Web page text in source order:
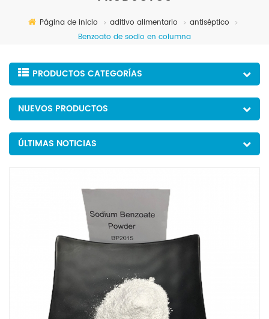
Página de inicio aditivo alimentario
antiséptico
Benzoato de sodio en columna
PRODUCTOS CATEGORÍAS
NUEVOS PRODUCTOS
ÚLTIMAS NOTICIAS